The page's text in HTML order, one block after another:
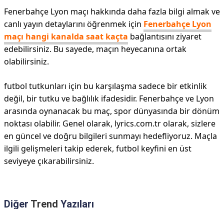
Fenerbahçe Lyon maçı hakkında daha fazla bilgi almak ve
canlı yayın detaylarını öğrenmek için Fenerbahçe Lyon
maçı hangi kanalda saat kaçta bağlantısını ziyaret
edebilirsiniz. Bu sayede, maçın heyecanına ortak
olabilirsiniz.
futbol tutkunları için bu karşılaşma sadece bir etkinlik
değil, bir tutku ve bağlılık ifadesidir. Fenerbahçe ve Lyon
arasında oynanacak bu maç, spor dünyasında bir dönüm
noktası olabilir. Genel olarak, lyrics.com.tr olarak, sizlere
en güncel ve doğru bilgileri sunmayı hedefliyoruz. Maçla
ilgili gelişmeleri takip ederek, futbol keyfini en üst
seviyeye çıkarabilirsiniz.
Diğer Trend Yazıları